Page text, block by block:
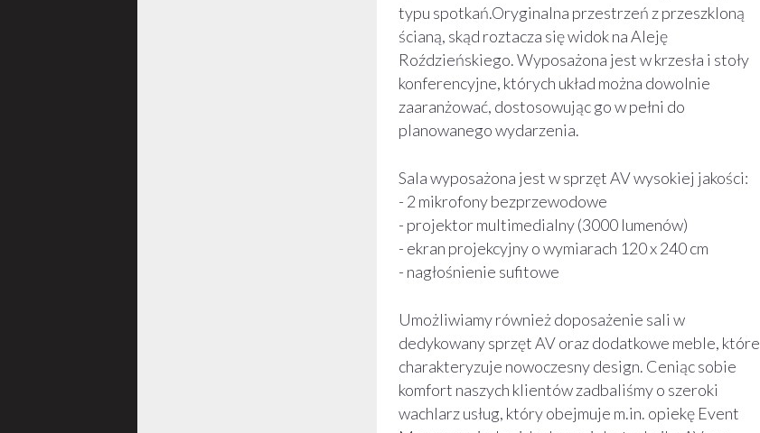
typu spotkań.Oryginalna przestrzeń z przeszkloną
ścianą, skąd roztacza się widok na Aleję
Roździeńskiego. Wyposażona jest w krzesła i stoły
konferencyjne, których układ można dowolnie
zaaranżować, dostosowując go w pełni do
planowanego wydarzenia.
Sala wyposażona jest w sprzęt AV wysokiej jakości:
- 2 mikrofony bezprzewodowe
- projektor multimedialny (3000 lumenów)
- ekran projekcyjny o wymiarach 120 x 240 cm
- nagłośnienie sufitowe
Umożliwiamy również doposażenie sali w
dedykowany sprzęt AV oraz dodatkowe meble, które
charakteryzuje nowoczesny design. Ceniąc sobie
komfort naszych klientów zadbaliśmy o szeroki
wachlarz usług, który obejmuje m.in. opiekę Event